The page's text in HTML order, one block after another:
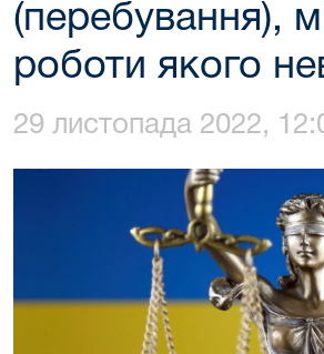
(перебування),
роботи якого
29 листопада 2022,